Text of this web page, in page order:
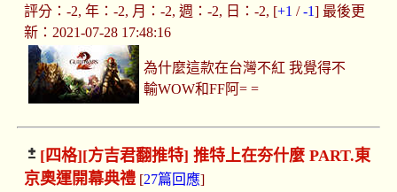
評分：-2, 年：-2, 月：-2, 週：-2, 日：-2, [+1 /-1] 最後更
新：2021-07-28 17:48:16
為什麼這款在台灣不紅 我覺得不
輸WOW和FF阿= =
[四格][方吉君翻推特] 推特上在夯什麼 PART.東
京奧運開幕典禮[27篇回應]